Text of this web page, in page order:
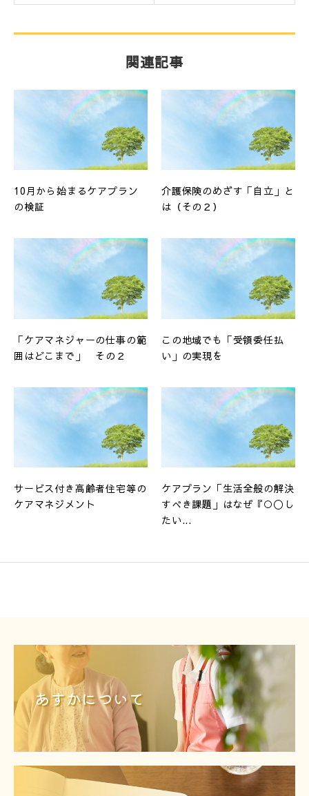
関連記事
10月から始まるケアプラン
の検証
介護保険のめざす「自立」と
は（その２）
「ケアマネジャーの仕事の範
囲はどこまで」 その２
この地域でも「受領委任払
い」の実現を
サービス付き高齢者住宅等の
ケアマネジメント
ケアプラン「生活全般の解決
すべき課題」はなぜ『○〇し
たい...
あすかについて